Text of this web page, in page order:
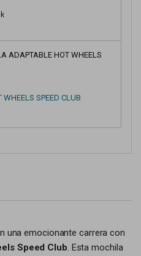
ADAPTABLE HOT WHEELS
WHEELS SPEED CLUB
una emocionante carrera con
Speed Club. Esta mochila